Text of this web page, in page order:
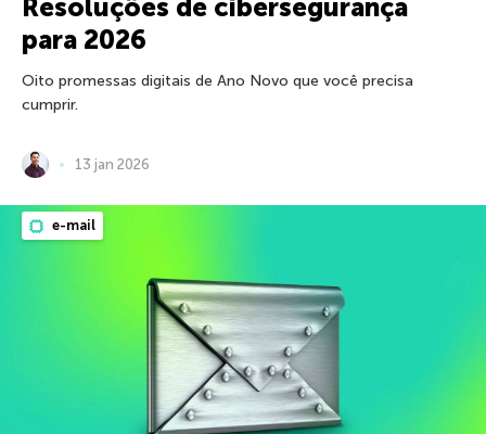
Resoluções de cibersegurança
para 2026
Oito promessas digitais de Ano Novo que você precisa
cumprir.
13 jan 2026
e-mail